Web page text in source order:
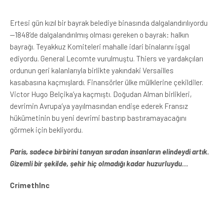
Ertesi gün kızıl bir bayrak belediye binasında dalgalandırılıyordu
—1848’de dalgalandırılmış olması gereken o bayrak: halkın
bayrağı. Teyakkuz Komiteleri mahalle idari binalarını işgal
ediyordu. General Lecomte vurulmuştu. Thiers ve yardakçıları
ordunun geri kalanlarıyla birlikte yakındaki Versailles
kasabasına kaçmışlardı. Finansörler ülke mülklerine çekildiler.
Victor Hugo Belçika’ya kaçmıştı. Doğudan Alman birlikleri,
devrimin Avrupa’ya yayılmasından endişe ederek Fransız
hükümetinin bu yeni devrimi bastırıp bastıramayacağını
görmek için bekliyordu.
Paris, sadece birbirini tanıyan sıradan insanların elindeydi artık.
Gizemli bir şekilde, şehir hiç olmadığı kadar huzurluydu…
CrimethInc